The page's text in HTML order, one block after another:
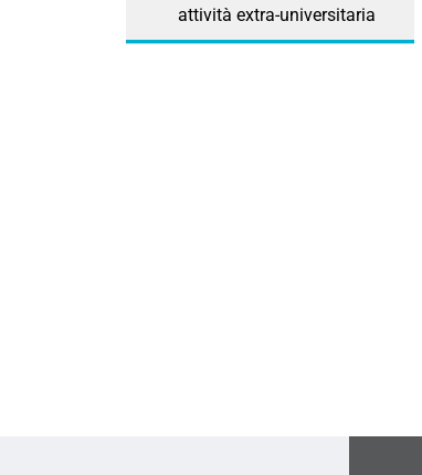
attività extra-universitaria